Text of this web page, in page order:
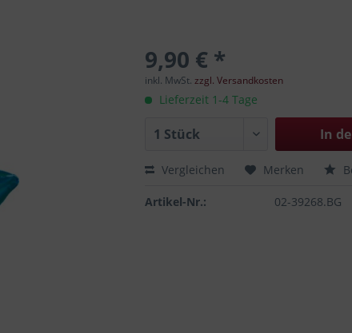
9,90 € *
inkl. MwSt.zzgl. Versandkosten
Lieferzeit 1-4 Tage
In
Vergleichen Merken
Artikel-Nr.: 02-39268.BG